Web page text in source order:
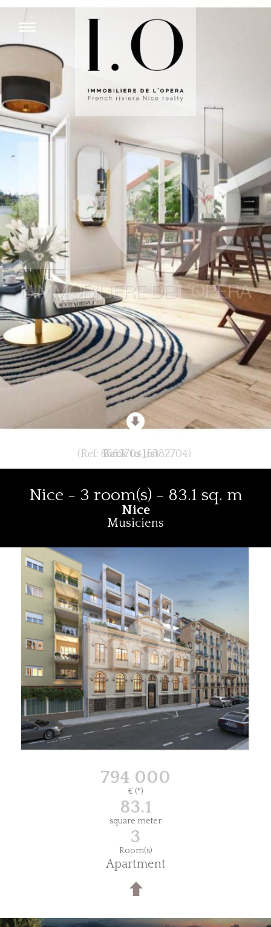
(Ref: 6582704_6582704)
Back to list
Nice - 3 room(s) - 83.1 sq. m
Nice
Musiciens
794 000
€ (*)
83.1
square meter
3
Room(s)
Apartment